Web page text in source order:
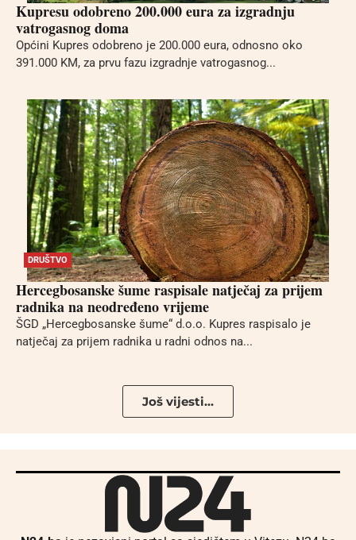
Kupresu odobreno 200.000 eura za izgradnju
vatrogasnog doma
Općini Kupres odobreno je 200.000 eura, odnosno oko
391.000 KM, za prvu fazu izgradnje vatrogasnog...
DRUŠTVO
Hercegbosanske šume raspisale natječaj za prijem
radnika na neodređeno vrijeme
ŠGD „Hercegbosanske šume“ d.o.o. Kupres raspisalo je
natječaj za prijem radnika u radni odnos na...
Još vijesti...